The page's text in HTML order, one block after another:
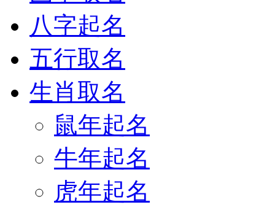
八字起名
五行取名
生肖取名
鼠年起名
牛年起名
虎年起名